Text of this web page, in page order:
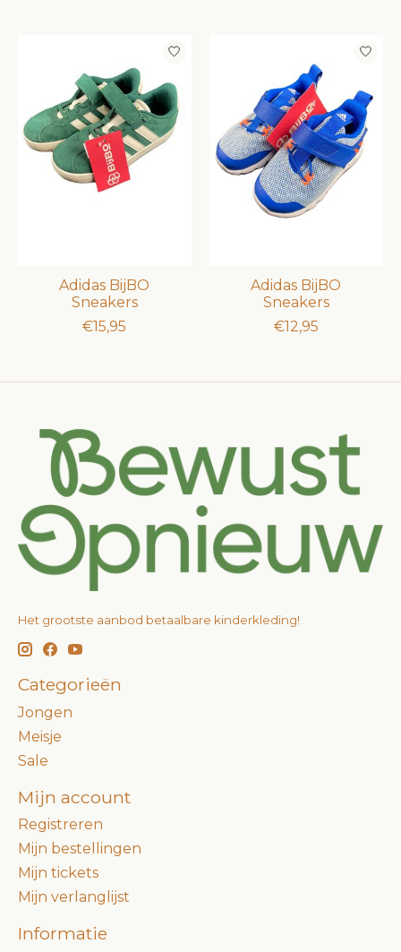
Adidas BijBO
Sneakers
€15,95
Adidas BijBO
Sneakers
€12,95
Het grootste aanbod betaalbare kinderkleding!
Categorieën
Jongen
Meisje
Sale
Mijn account
Registreren
Mijn bestellingen
Mijn tickets
Mijn verlanglijst
Informatie